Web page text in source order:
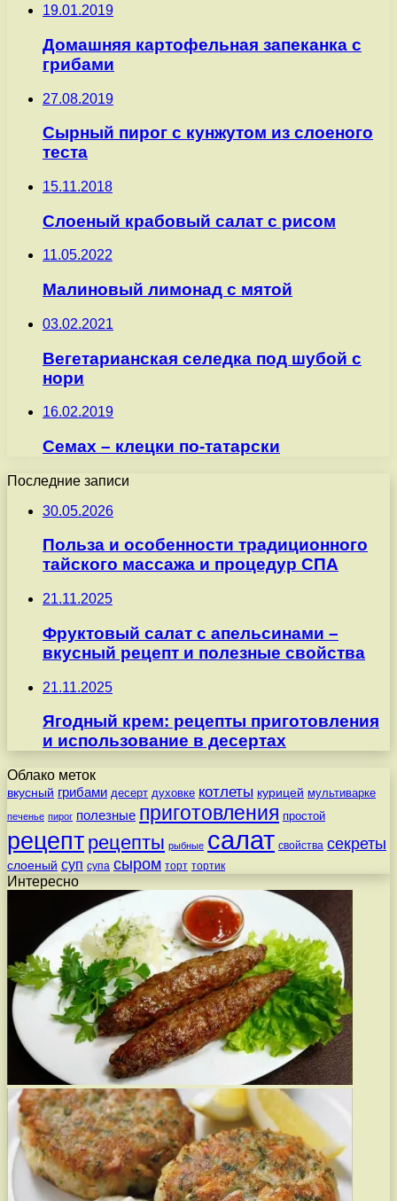
19.01.2019
Домашняя картофельная запеканка с
грибами
27.08.2019
Сырный пирог с кунжутом из слоеного
теста
15.11.2018
Слоеный крабовый салат с рисом
11.05.2022
Малиновый лимонад с мятой
03.02.2021
Вегетарианская селедка под шубой с
нори
16.02.2019
Семах – клецки по-татарски
Последние записи
30.05.2026
Польза и особенности традиционного
тайского массажа и процедур СПА
21.11.2025
Фруктовый салат с апельсинами –
вкусный рецепт и полезные свойства
21.11.2025
Ягодный крем: рецепты приготовления
и использование в десертах
Облако меток
вкусный грибами десерт духовке котлеты курицей мультиварке
печенье пирог полезные приготовления простой
рецепт рецепты рыбные салат свойства секреты
слоеный суп супа сыром торт тортик
Интересно